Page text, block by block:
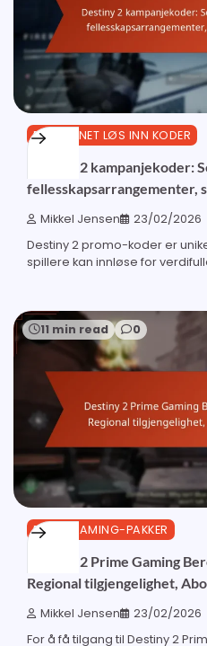
BUNGIE.NET LØS INN KODER
Destiny 2 kampanjekoder:
fellesskapsarrangementer,
Mikkel Jensen 23/02/2026
Destiny 2 promo-koder er
spillere kan innløse for
11 min read 0
PRIME GAMING-PAKKER
Destiny 2 Prime Gaming
Regional tilgjengelighet,
Mikkel Jensen 23/02/2026
For å få tilgang til Destiny 2